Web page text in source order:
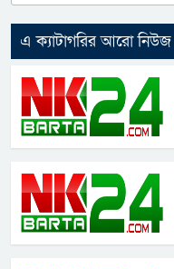
এ ক্যাটাগরির আরো নিউজ